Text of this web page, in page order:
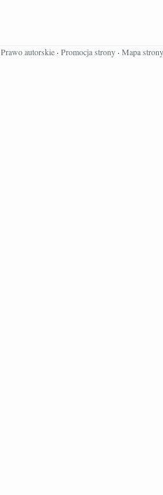
Prawo autorskie · Promocja strony · Mapa strony